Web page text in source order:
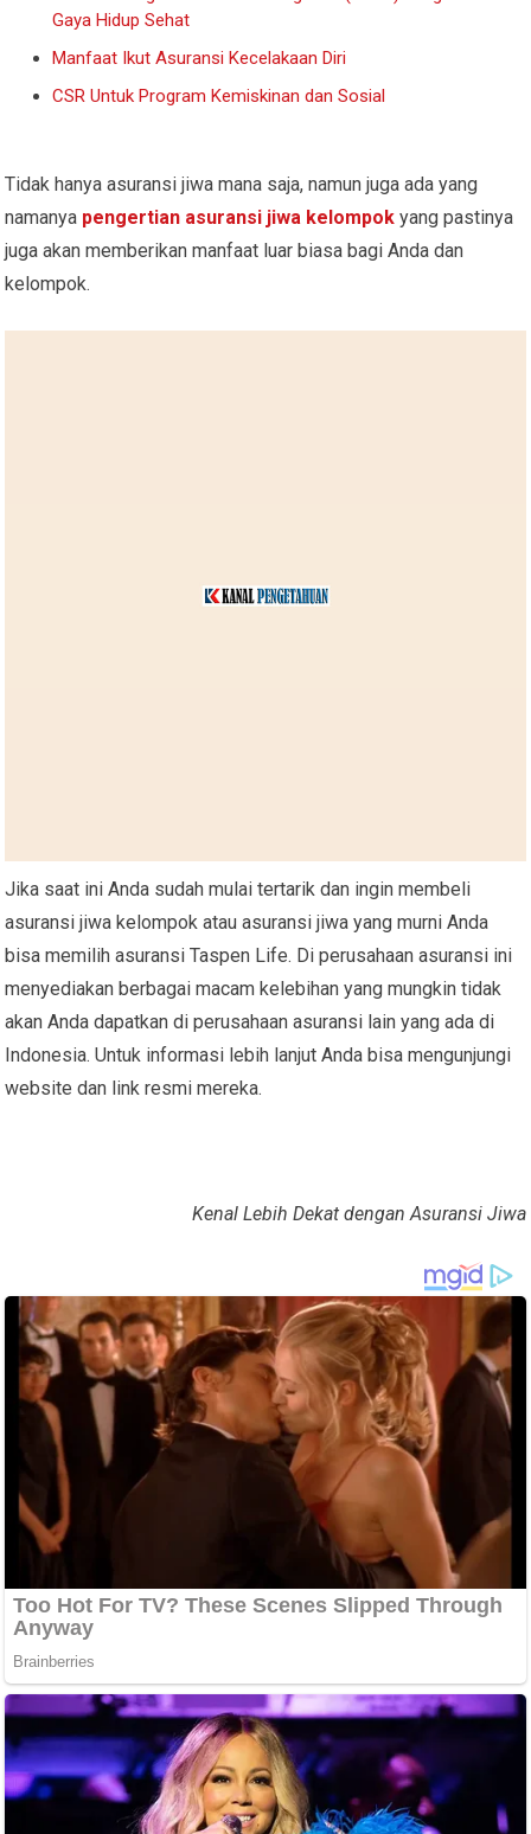
Gaya Hidup Sehat
Manfaat Ikut Asuransi Kecelakaan Diri
CSR Untuk Program Kemiskinan dan Sosial
Tidak hanya asuransi jiwa mana saja, namun juga ada yang
namanya pengertian asuransi jiwa kelompok yang pastinya
juga akan memberikan manfaat luar biasa bagi Anda dan
kelompok.
Jika saat ini Anda sudah mulai tertarik dan ingin membeli
asuransi jiwa kelompok atau asuransi jiwa yang murni Anda
bisa memilih asuransi Taspen Life. Di perusahaan asuransi ini
menyediakan berbagai macam kelebihan yang mungkin tidak
akan Anda dapatkan di perusahaan asuransi lain yang ada di
Indonesia. Untuk informasi lebih lanjut Anda bisa mengunjungi
website dan link resmi mereka.
Kenal Lebih Dekat dengan Asuransi Jiwa